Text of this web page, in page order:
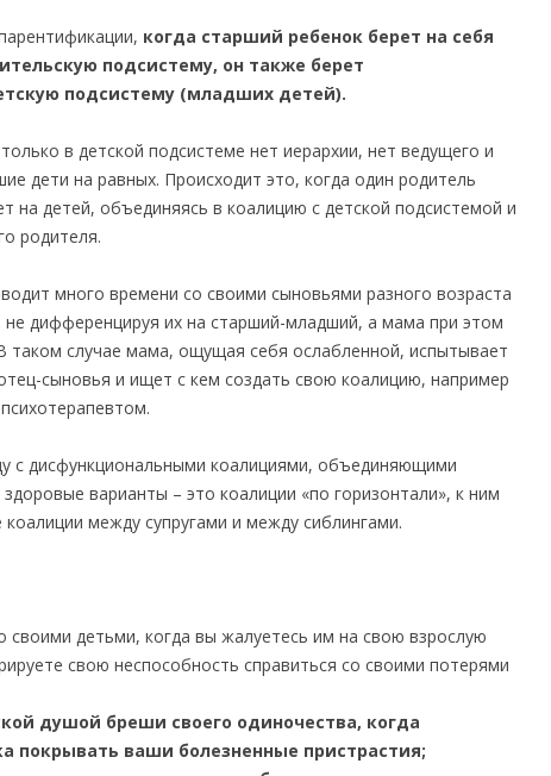
когда старший ребенок берет на себя
подсистему, он также берет
подсистему (младших детей).
в детской подсистеме нет иерархии, нет ведущего и
дети на равных. Происходит это, когда один родитель
на детей, объединяясь в коалицию с детской подсистемой и
родителя.
много времени со своими сыновьями разного возраста
дифференцируя их на старший-младший, а мама при этом
таком случае мама, ощущая себя ослабленной, испытывает
сыновья и ищет с кем создать свою коалицию, например
с дисфункциональными коалициями, объединяющими
варианты – это коалиции «по горизонтали», к ним
между супругами и между сиблингами.
своими детьми, когда вы жалуетесь им на свою взрослую
свою неспособность справиться со своими потерями
душой бреши своего одиночества, когда
покрывать ваши болезненные пристрастия;